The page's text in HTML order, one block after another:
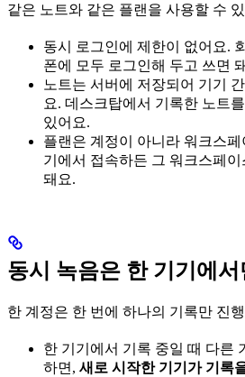
같은 노트와 같은 플랜을 사용할 수
동시 로그인에 제한이 없어요.
폰에 모두 로그인해 두고 쓰면
노트는 서버에 저장되어 기기
요. 데스크탑에서 기록한 노트
있어요.
플랜은 계정이 아니라 워크스페
기에서 접속하든 그 워크스페
돼요.
동시 녹음은 한 기기에서
한 계정은 한 번에 하나의 기록만 진
한 기기에서 기록 중일 때 다른
하면, 새로 시작한 기기가 기록